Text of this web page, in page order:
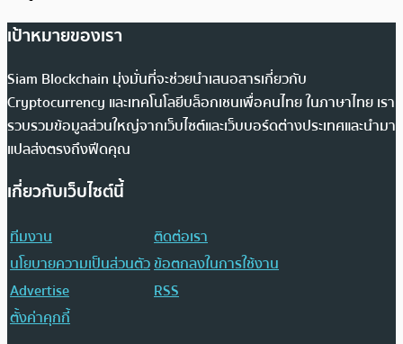
เป้าหมายของเรา
Siam Blockchain มุ่งมั่นที่จะช่วยนำเสนอสารเกี่ยวกับ
Cryptocurrency และเทคโนโลยีบล็อกเชนเพื่อคนไทย ในภาษาไทย เรา
รวบรวมข้อมูลส่วนใหญ่จากเว็บไซต์และเว็บบอร์ดต่างประเทศและนำมา
แปลส่งตรงถึงฟีดคุณ
เกี่ยวกับเว็บไซต์นี้
ทีมงาน
ติดต่อเรา
นโยบายความเป็นส่วนตัวข้อตกลงในการใช้งาน
Advertise
RSS
ตั้งค่าคุกกี้